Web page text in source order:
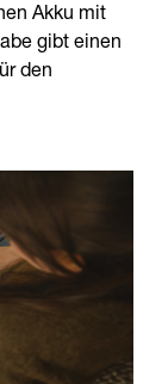
Akku mit
gibt einen
den